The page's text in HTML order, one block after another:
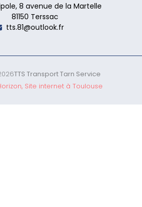
8 avenue de la Martelle
81150 Terssac
tts.81@outlook.fr
TTS Transport Tarn Service
Site internet à Toulouse